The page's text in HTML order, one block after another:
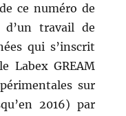
ce numéro de
travail de
qui s’inscrit
Labex GREAM
sur
2016) par